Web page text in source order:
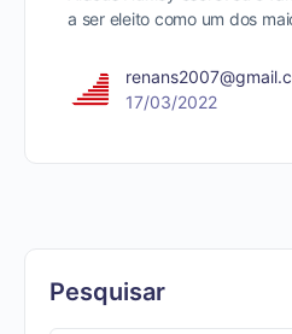
a ser eleito como um dos
17/03/2022
Pesquisar